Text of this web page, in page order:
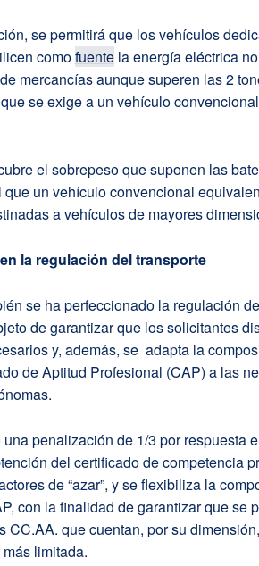
se permitirá que los vehículos
comofuentela energía eléctrica
mercancías aunque superen las 2
se exige a un vehículo
el sobrepeso que suponen las
que un vehículo convencional
a vehículos de mayores
la regulación del transporte
se ha perfeccionado la regulación
de garantizar que los solicitantes
y, además, se adapta la
de Aptitud Profesional (CAP) a las
penalización de 1/3 por respuesta
del certificado de competencia
de “azar”, y se flexibiliza la
con la finalidad de garantizar que se
CC.AA. que cuentan, por su
limitada.